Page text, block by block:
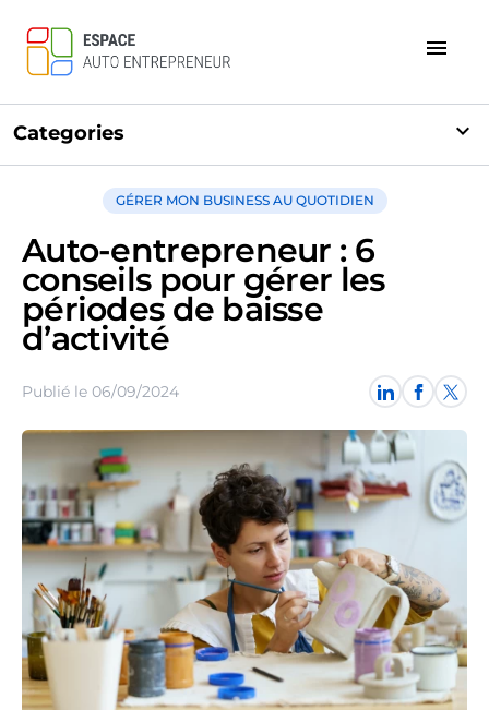
menu
Categories expand_more
GÉRER MON BUSINESS AU QUOTIDIEN
Auto-entrepreneur : 6
conseils pour gérer les
périodes de baisse
d’activité
Publié le 06/09/2024